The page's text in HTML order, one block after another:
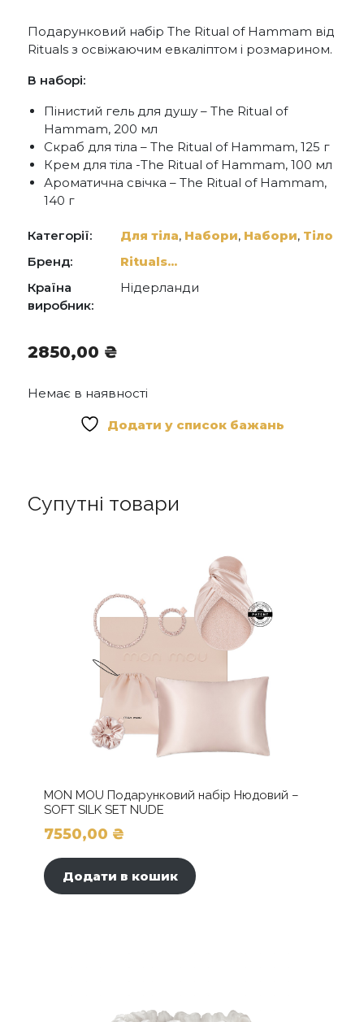
Подарунковий набір The Ritual of Hammam від
Rituals з освіжаючим евкаліптом і розмарином.
В наборі:
Пінистий гель для душу – The Ritual of
Hammam, 200 мл
Скраб для тіла – The Ritual of Hammam, 125 г
Крем для тіла -The Ritual of Hammam, 100 мл
Ароматична свічка – The Ritual of Hammam,
140 г
Категорії: Для тіла, Набори, Набори, Тіло
Бренд:
Rituals...
Країна
виробник:
Нідерланди
2850,00 ₴
Немає в наявності
Додати у список бажань
Супутні товари
MON MOU Подарунковий набір Нюдовий –
SOFT SILK SET NUDE
7550,00 ₴
Додати в кошик